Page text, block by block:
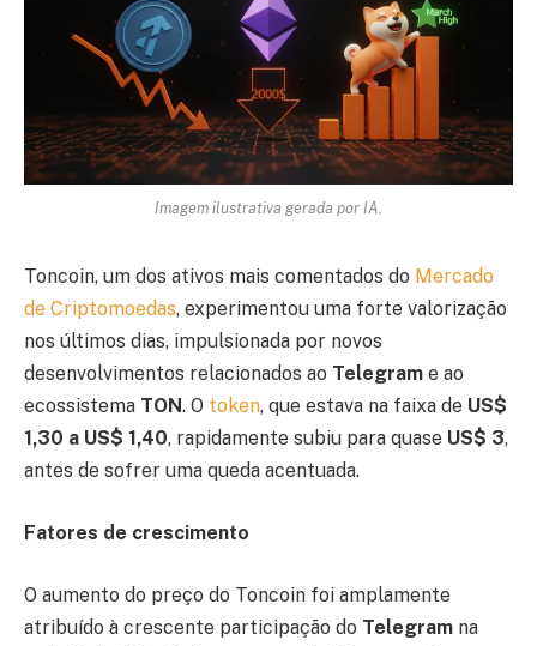
Imagem ilustrativa gerada por IA.
Toncoin, um dos ativos mais comentados do Mercado
de Criptomoedas, experimentou uma forte valorização
nos últimos dias, impulsionada por novos
desenvolvimentos relacionados ao Telegram e ao
ecossistema TON. O token, que estava na faixa de US$
1,30 a US$ 1,40, rapidamente subiu para quase US$ 3,
antes de sofrer uma queda acentuada.
Fatores de crescimento
O aumento do preço do Toncoin foi amplamente
atribuído à crescente participação do Telegram na